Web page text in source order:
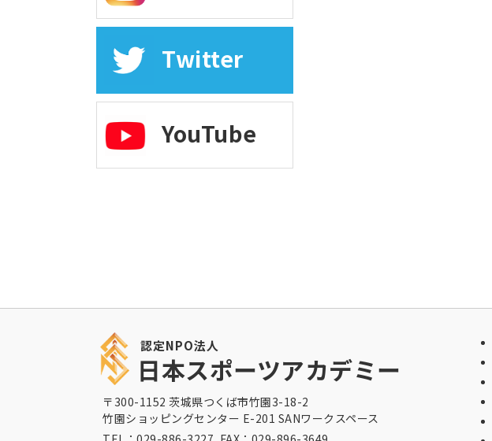
Twitter
YouTube
認定NPO法人
日本スポーツアカデミー
〒300-1152 茨城県つくば市竹園3-18-2
竹園ショッピングセンター E-201 SANワークスペース